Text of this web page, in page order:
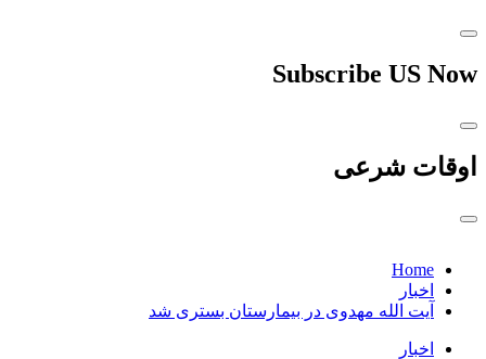
Subscribe US Now
اوقات شرعی
Home
اخبار
آیت الله مهدوی در بیمارستان بستری شد
اخبار